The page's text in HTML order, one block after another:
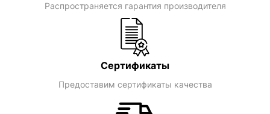
Распространяется гарантия производителя
Сертификаты
Предоставим сертификаты качества